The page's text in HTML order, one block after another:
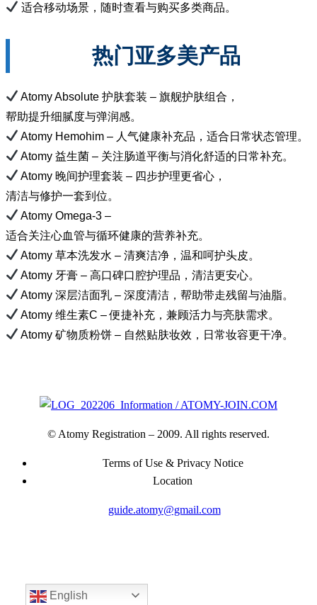
适合移动场景，随时查看与购买多类商品。
热门亚多美产品
Atomy Absolute 护肤套装 – 旗舰护肤组合，
帮助提升细腻度与弹润感。
Atomy Hemohim – 人气健康补充品，适合日常状态管理。
Atomy 益生菌 – 关注肠道平衡与消化舒适的日常补充。
Atomy 晚间护理套装 – 四步护理更省心，
清洁与修护一套到位。
Atomy Omega-3 –
适合关注心血管与循环健康的营养补充。
Atomy 草本洗发水 – 清爽洁净，温和呵护头皮。
Atomy 牙膏 – 高口碑口腔护理品，清洁更安心。
Atomy 深层洁面乳 – 深度清洁，帮助带走残留与油脂。
Atomy 维生素C – 便捷补充，兼顾活力与亮肤需求。
Atomy 矿物质粉饼 – 自然贴肤妆效，日常妆容更干净。
Information / ATOMY-JOIN.COM
© Atomy Registration – 2009. All rights reserved.
Terms of Use & Privacy Notice
Location
guide.atomy@gmail.com
English